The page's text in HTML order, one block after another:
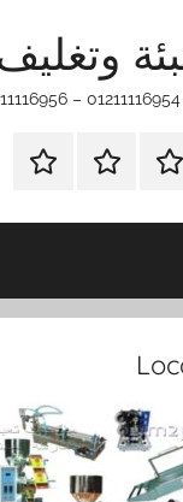
الرئيسيةماكينات
وتغليف
اتـصـل
في
التي